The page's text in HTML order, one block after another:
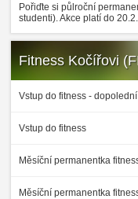
Pořiďte si půlroční
studenti). Akce platí do
Fitness Kočířovi
Vstup do fitness - dopolední
Vstup do fitness
Měsíční permanentka
Měsíční permanentka